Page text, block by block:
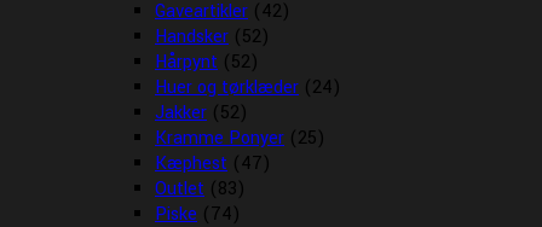
Gaveartikler (42)
Handsker (52)
Hårpynt (52)
Huer og tørklæder (24)
Jakker (52)
Kramme Ponyer (25)
Kæphest (47)
Outlet (83)
Piske (74)